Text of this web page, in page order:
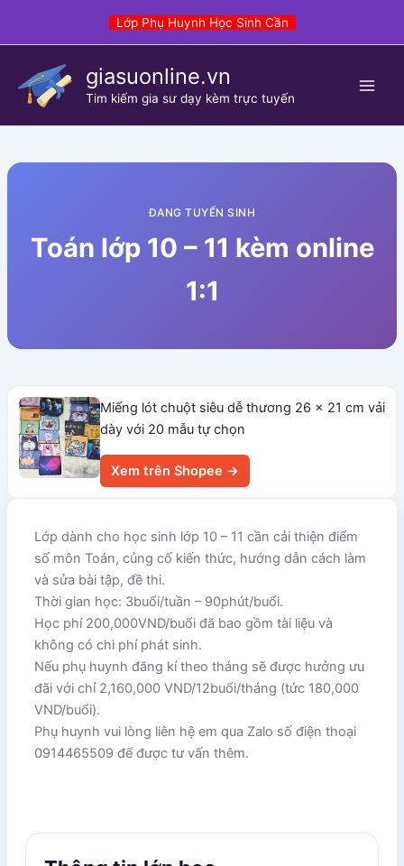
Lớp Phụ Huynh Học Sinh Cần
giasuonline.vn
Tim kiếm gia sư dạy kèm trực tuyến
ĐANG TUYỂN SINH
Toán lớp 10 – 11 kèm online
1:1
Miếng lót chuột siêu dễ thương 26 x 21 cm vải
dày với 20 mẫu tự chọn
Xem trên Shopee →
Lớp dành cho học sinh lớp 10 – 11 cần cải thiện điểm
số môn Toán, củng cố kiến thức, hướng dẫn cách làm
và sửa bài tập, đề thi.
Thời gian học: 3buổi/tuần – 90phút/buổi.
Học phí 200,000VND/buổi đã bao gồm tài liệu và
không có chi phí phát sinh.
Nếu phụ huynh đăng kí theo tháng sẽ được hưởng ưu
đãi với chỉ 2,160,000 VND/12buổi/tháng (tức 180,000
VND/buổi).
Phụ huynh vui lòng liên hệ em qua Zalo số điện thoại
0914465509 để được tư vấn thêm.